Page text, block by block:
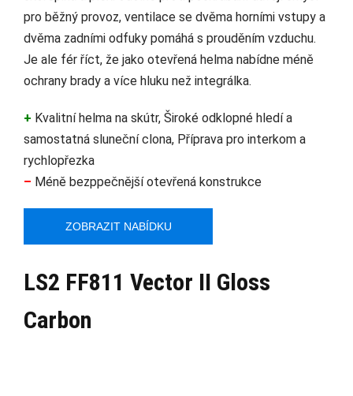
pro běžný provoz, ventilace se dvěma horními vstupy a
dvěma zadními odfuky pomáhá s prouděním vzduchu.
Je ale fér říct, že jako otevřená helma nabídne méně
ochrany brady a více hluku než integrálka.
+ Kvalitní helma na skútr, Široké odklopné hledí a
samostatná sluneční clona, Příprava pro interkom a
rychlopřezka
– Méně bezppečnější otevřená konstrukce
ZOBRAZIT NABÍDKU
LS2 FF811 Vector II Gloss
Carbon